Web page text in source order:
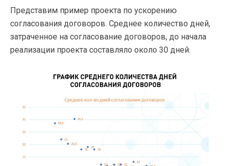
Представим пример проекта по ускорению
согласования договоров. Среднее количество дней,
затраченное на согласование договоров, до начала
реализации проекта составляло около 30 дней.